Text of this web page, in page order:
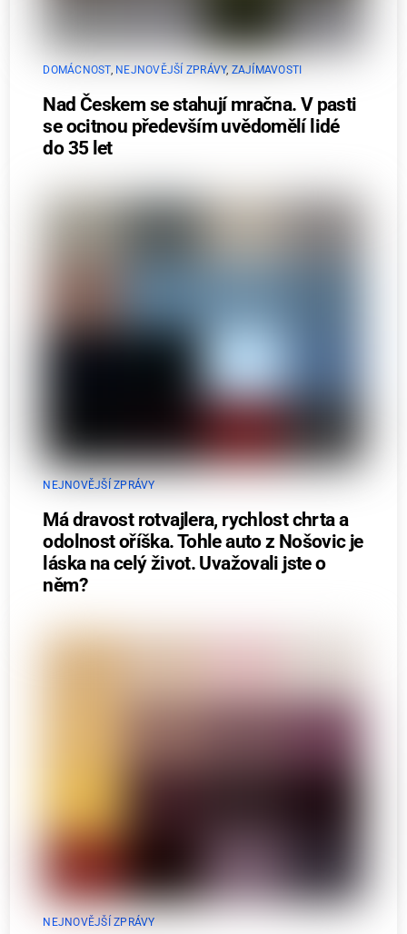
DOMÁCNOST, NEJNOVĚJŠÍ ZPRÁVY, ZAJÍMAVOSTI
Nad Českem se stahují mračna. V pasti
se ocitnou především uvědomělí lidé
do 35 let
NEJNOVĚJŠÍ ZPRÁVY
Má dravost rotvajlera, rychlost chrta a
odolnost oříška. Tohle auto z Nošovic je
láska na celý život. Uvažovali jste o
něm?
NEJNOVĚJŠÍ ZPRÁVY